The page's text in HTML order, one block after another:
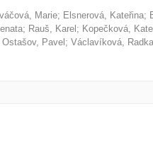
Marie; Elsnerová, Kateřina;
; Rauš, Karel ; Kopečková,
Ostašov, Pavel ; Václavíková, Radka